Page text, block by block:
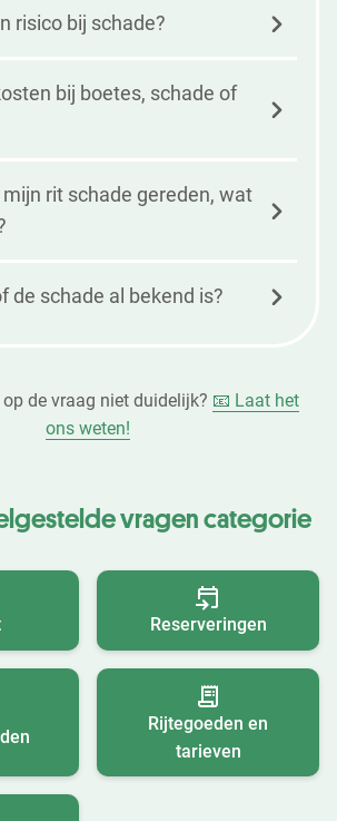
risico bij schade?
bij boetes, schade of
mijn rit schade gereden, wat
de schade al bekend is?
de vraag niet duidelijk? 📧 Laat het
ons weten!
vragen categorie
Reserveringen
Rijtegoeden en
tarieven